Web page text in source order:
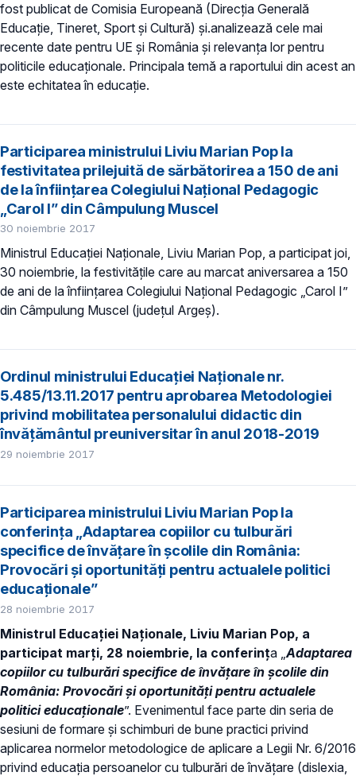
fost publicat de Comisia Europeană (Direcția Generală
Educație, Tineret, Sport și Cultură) și.analizează cele mai
recente date pentru UE și România și relevanța lor pentru
politicile educaționale. Principala temă a raportului din acest an
este echitatea în educație.
Participarea ministrului Liviu Marian Pop la
festivitatea prilejuită de sărbătorirea a 150 de ani
de la înființarea Colegiului Național Pedagogic
„Carol I” din Câmpulung Muscel
30 noiembrie 2017
Ministrul Educației Naționale, Liviu Marian Pop, a participat joi,
30 noiembrie, la festivitățile care au marcat aniversarea a 150
de ani de la înființarea Colegiului Național Pedagogic „Carol I”
din Câmpulung Muscel (județul Argeș).
Ordinul ministrului Educației Naționale nr.
5.485/13.11.2017 pentru aprobarea Metodologiei
privind mobilitatea personalului didactic din
învăţământul preuniversitar în anul 2018-2019
29 noiembrie 2017
Participarea ministrului Liviu Marian Pop la
conferinţa „Adaptarea copiilor cu tulburări
specifice de învățare în școlile din România:
Provocări și oportunități pentru actualele politici
educaționale”
28 noiembrie 2017
Ministrul Educației Naționale, Liviu Marian Pop, a
participat marți, 28 noiembrie, la conferinţa „ Adaptarea
copiilor cu tulburări specifice de învățare în școlile din
România: Provocări și oportunități pentru actualele
politici educaționale”. Evenimentul face parte din seria de
sesiuni de formare și schimburi de bune practici privind
aplicarea normelor metodologice de aplicare a Legii Nr. 6/2016
privind educația persoanelor cu tulburări de învățare (dislexia,